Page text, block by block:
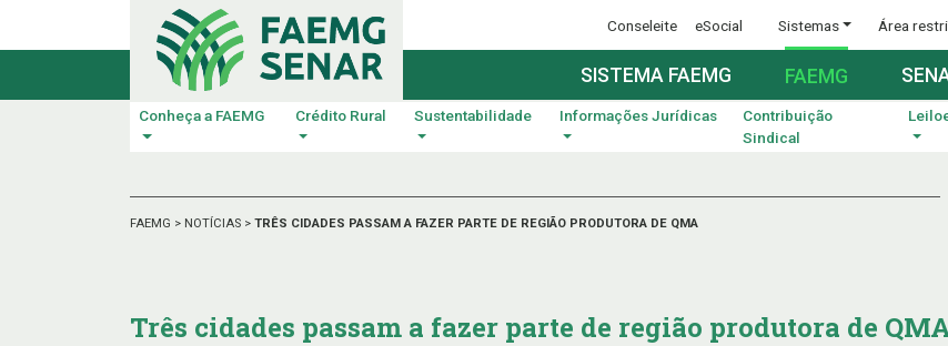
Conseleite eSocial Sistemas Área
SISTEMA FAEMG FAEMG
Conheça a FAEMG Crédito Rural Sustentabilidade Informações Jurídicas
Contribuição
Sindical
FAEMG > NOTÍCIAS > TRÊS CIDADES PASSAM A FAZER PARTE DE REGIÃO PRODUTORA DE QMA
Três cidades passam a fazer parte de região produtora de